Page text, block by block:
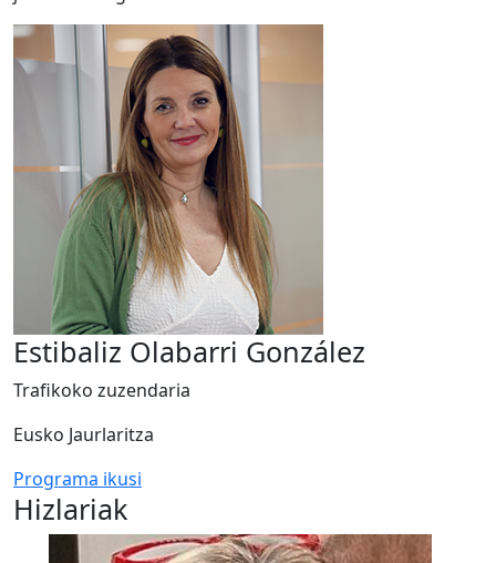
Estibaliz Olabarri González
Trafikoko zuzendaria
Eusko Jaurlaritza
Programa ikusi
Hizlariak